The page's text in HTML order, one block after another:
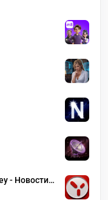
- Новости